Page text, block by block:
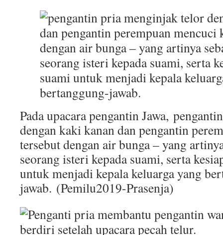
Pada upacara pengantin Jawa,
dengan kaki kanan dan pengantin
tersebut dengan air bunga – yang
seorang isteri kepada suami, serta
untuk menjadi kepala keluarga yang
jawab. (Pemilu2019-Prasenja)